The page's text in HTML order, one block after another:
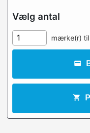
Vælg antal
mærke(r)